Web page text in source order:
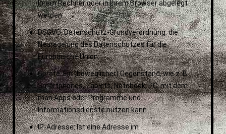
Ihrem Rechner oder in Ihrem Browser abgelegt
werden.
DSGVO: Datenschutz-Grundverordnung, die
Neuregelung des Datenschutzes für die
Europäische Union.
Geräte: Ein (beweglicher) Gegenstand, wie z. B.
Smartphones, Tablets, Notebook, PC, mit dem
man Apps oder Programme und
Informationsdienste nutzen kann.
IP-Adresse: Ist eine Adresse im